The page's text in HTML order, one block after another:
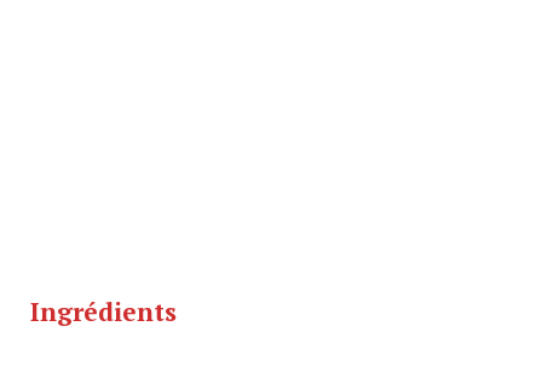
Ingrédients